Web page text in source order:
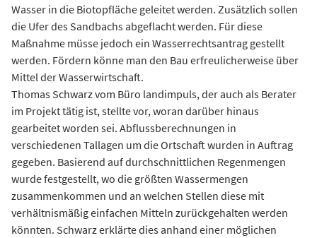
Wasser in die Biotopfläche geleitet werden. Zusätzlich sollen
die Ufer des Sandbachs abgeflacht werden. Für diese
Maßnahme müsse jedoch ein Wasserrechtsantrag gestellt
werden. Fördern könne man den Bau erfreulicherweise über
Mittel der Wasserwirtschaft.
Thomas Schwarz vom Büro landimpuls, der auch als Berater
im Projekt tätig ist, stellte vor, woran darüber hinaus
gearbeitet worden sei. Abflussberechnungen in
verschiedenen Tallagen um die Ortschaft wurden in Auftrag
gegeben. Basierend auf durchschnittlichen Regenmengen
wurde festgestellt, wo die größten Wassermengen
zusammenkommen und an welchen Stellen diese mit
verhältnismäßig einfachen Mitteln zurückgehalten werden
könnten. Schwarz erklärte dies anhand einer möglichen